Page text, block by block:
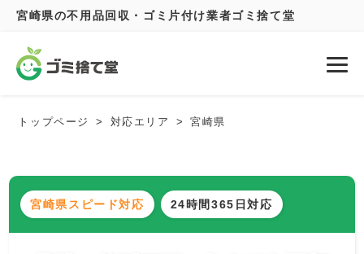
宮崎県の不用品回収・ゴミ片付け業者ゴミ捨て堂
トップページ 対応エリア 宮崎県
宮崎県スピード対応 24時間365日対応